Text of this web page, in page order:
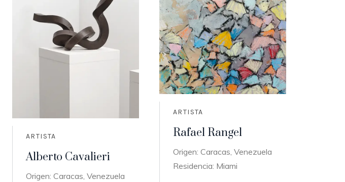
ARTISTA
Alberto Cavalieri
Origen: Caracas, Venezuela
ARTISTA
Rafael Rangel
Origen: Caracas, Venezuela
Residencia: Miami